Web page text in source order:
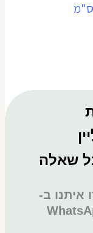
שאלה
איתנו ב-